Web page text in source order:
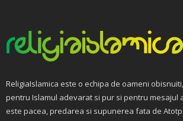
ReligiaIslamica este o echipa de oameni
pentru Islamul adevarat si pur si pentru mesajul
este pacea, predarea si supunerea fata de